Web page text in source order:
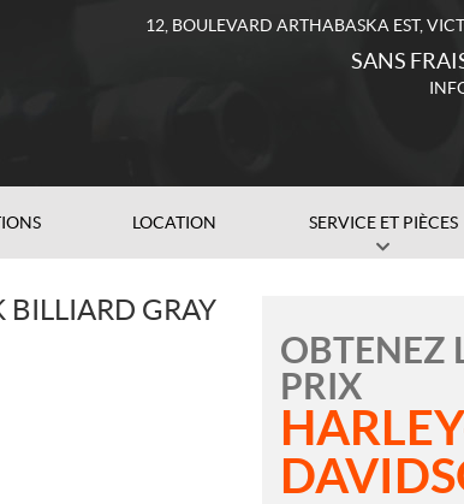
12, BOULEVARD ARTHABASKA EST,
SANS
LOCATION SERVICE ET PIÈCES
GRAY
OBTENEZ
PRIX